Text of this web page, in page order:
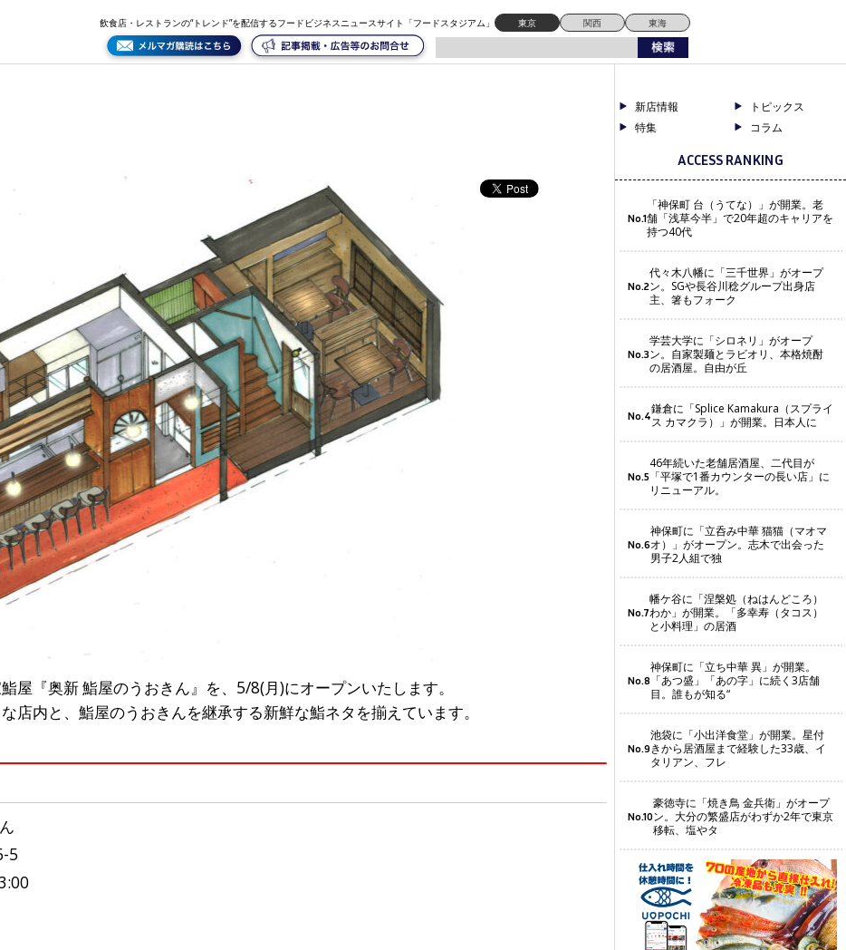
飲食店・レストランの“トレンド”を配信するフードビジネスニュースサイト「フードスタジアム」 東京 関西 東海
屋『奥新 鮨屋のうおきん』を、5/8(月)にオープンいたします。
店内と、鮨屋のうおきんを継承する新鮮な鮨ネタを揃えています。
5
新店情報
トピックス
特集
コラム
ACCESS RANKING
No.1
「神保町 台（うてな）」が開業。老
舗「浅草今半」で20年超のキャリアを
持つ40代
No.2
代々木八幡に「三千世界」がオープ
ン。SGや長谷川稔グループ出身店
主、箸もフォーク
No.3
学芸大学に「シロネリ」がオープ
ン。自家製麺とラビオリ、本格焼酎
の居酒屋。自由が丘
No.4鎌倉に「Splice Kamakura（スプライ
ス カマクラ）」が開業。日本人に
No.5
46年続いた老舗居酒屋、二代目が
「平塚で1番カウンターの長い店」に
リニューアル。
No.6
神保町に「立呑み中華 猫猫（マオマ
オ）」がオープン。志木で出会った
男子2人組で独
No.7
幡ケ谷に「涅槃処（ねはんどころ）
わか」が開業。「多幸寿（タコス）
と小料理」の居酒
No.8
神保町に「立ち中華 異」が開業。
「あつ盛」「あの字」に続く3店舗
目。誰もが知る“
No.9
池袋に「小出洋食堂」が開業。星付
きから居酒屋まで経験した33歳、イ
タリアン、フレ
No.10
豪徳寺に「焼き鳥 金兵衛」がオープ
ン。大分の繁盛店がわずか2年で東京
移転、塩やタ